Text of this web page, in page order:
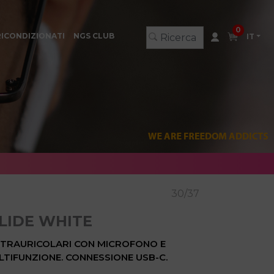
NGS CLUB
0
IT
30/37
WHITE
CON MICROFONO E
CONNESSIONE USB-C.